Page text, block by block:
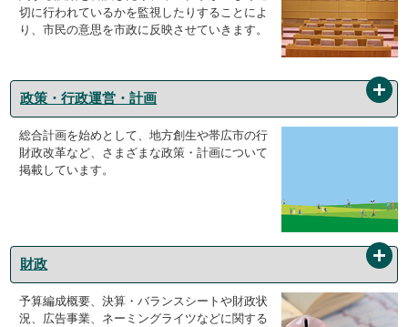
切に行われているかを監視したりすることによ
り、市民の意思を市政に反映させていきます。
政策・行政運営・計画
総合計画を始めとして、地方創生や帯広市の行
財政改革など、さまざまな政策・計画について
掲載しています。
財政
予算編成概要、決算・バランスシートや財政状
況、広告事業、ネーミングライツなどに関する